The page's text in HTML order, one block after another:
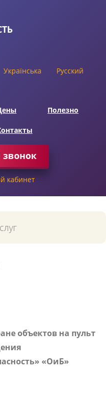
Українська Русский
Полезно
кабинет
объектов на пульт
«ОиБ»